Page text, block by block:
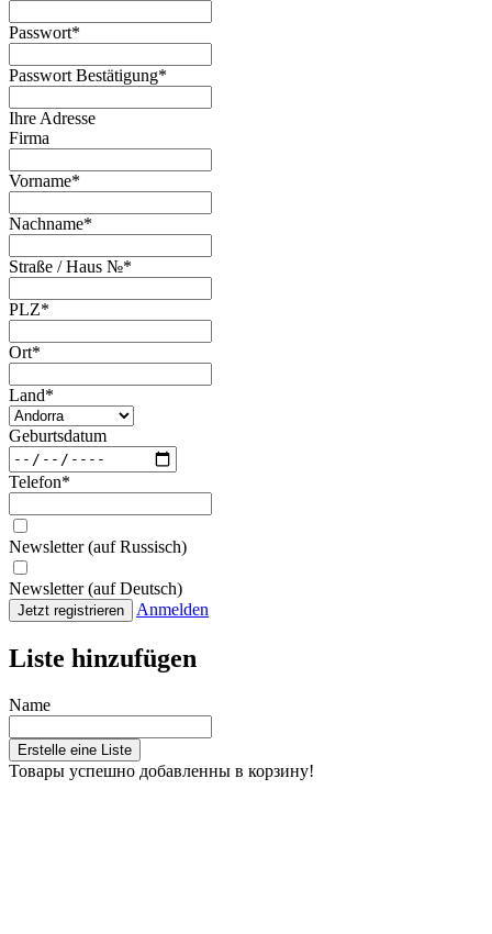
Passwort*
Passwort Bestätigung*
Ihre Adresse
Firma
Vorname*
Nachname*
Straße / Haus №*
PLZ*
Ort*
Land*
Geburtsdatum
Telefon*
Newsletter (auf Russisch)
Newsletter (auf Deutsch)
Jetzt registrieren Anmelden
Liste hinzufügen
Name
Erstelle eine Liste
Товары успешно добавленны в корзину!